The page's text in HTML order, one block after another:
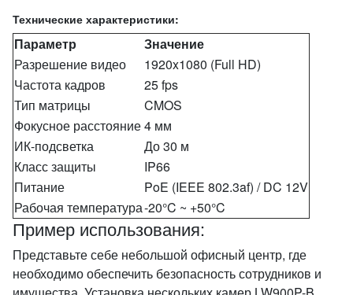
Технические характеристики:
Параметр
Значение
Разрешение видео
1920x1080 (Full HD)
Частота кадров
25 fps
Тип матрицы
CMOS
Фокусное расстояние4 мм
ИК-подсветка
До 30 м
Класс защиты
IP66
Питание
PoE (IEEE 802.3af) / DC 12V
Рабочая температура-20°C ~ +50°C
Пример использования:
Представьте себе небольшой офисный центр, где
необходимо обеспечить безопасность сотрудников и